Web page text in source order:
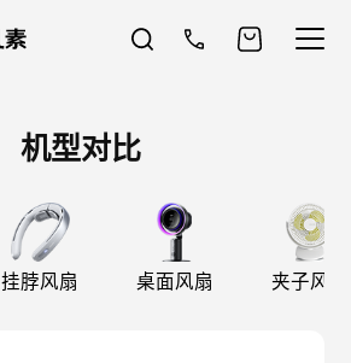
机型对比
挂脖风扇 桌面风扇 夹子风扇